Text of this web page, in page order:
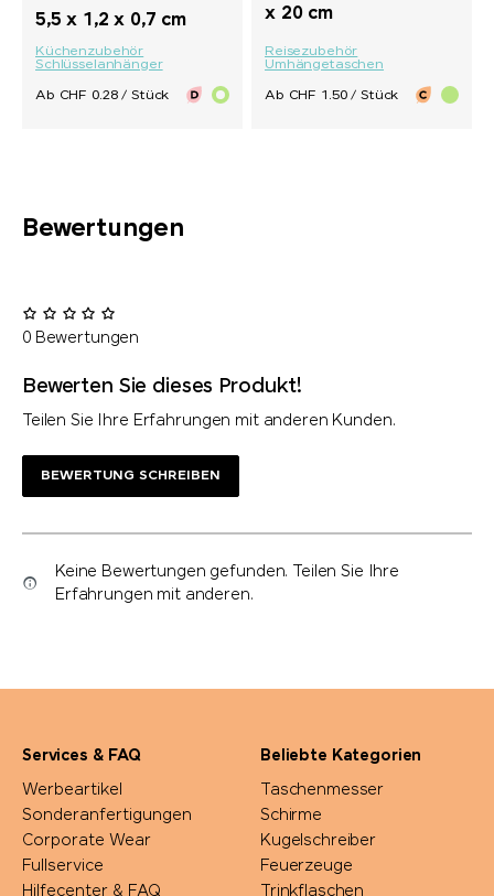
5,5 x 1,2 x 0,7 cm
Küchenzubehör
Schlüsselanhänger
Ab CHF 0.28 / Stück
x 20 cm
Reisezubehör
Umhängetaschen
Ab CHF 1.50 / Stück
Bewertungen
0 Bewertungen
Bewerten Sie dieses Produkt!
Teilen Sie Ihre Erfahrungen mit anderen Kunden.
BEWERTUNG SCHREIBEN
Keine Bewertungen gefunden. Teilen Sie Ihre
Erfahrungen mit anderen.
Services & FAQ
Werbeartikel
Sonderanfertigungen
Corporate Wear
Fullservice
Hilfecenter & FAQ
Beliebte Kategorien
Taschenmesser
Schirme
Kugelschreiber
Feuerzeuge
Trinkflaschen